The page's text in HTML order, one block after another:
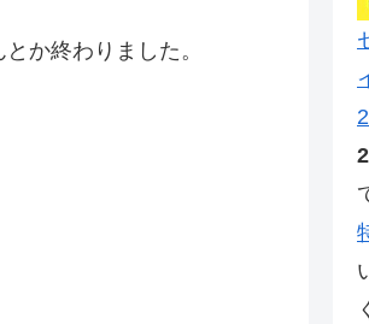
か終わりました。